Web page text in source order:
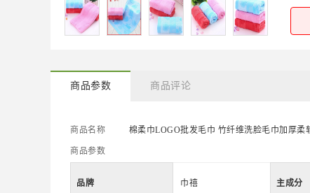
商品参数 商品评论
商品名称 棉柔巾LOGO批发毛巾 竹纤维洗脸毛巾加厚
商品参数
品牌 巾禧 主成分